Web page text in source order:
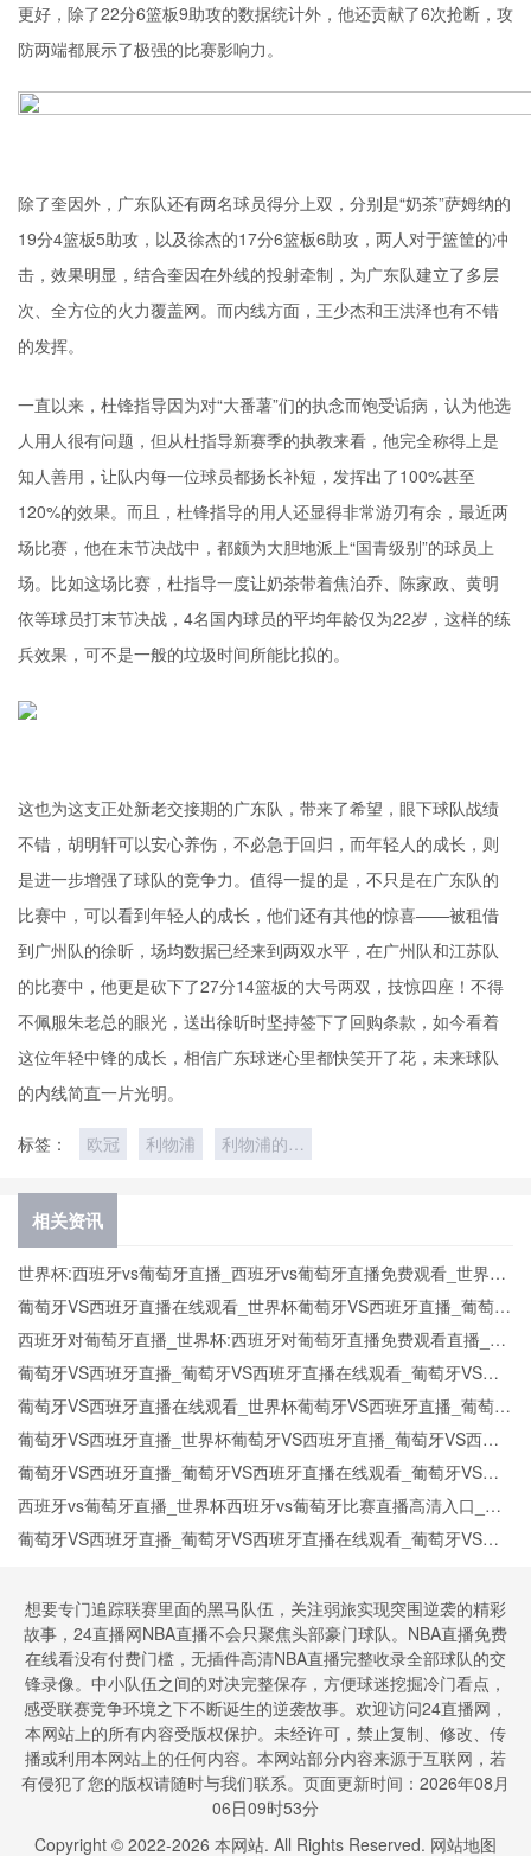
更好，除了22分6篮板9助攻的数据统计外，他还贡献了6次抢断，攻
防两端都展示了极强的比赛影响力。
除了奎因外，广东队还有两名球员得分上双，分别是“奶茶”萨姆纳的
19分4篮板5助攻，以及徐杰的17分6篮板6助攻，两人对于篮筐的冲
击，效果明显，结合奎因在外线的投射牵制，为广东队建立了多层
次、全方位的火力覆盖网。而内线方面，王少杰和王洪泽也有不错
的发挥。
一直以来，杜锋指导因为对“大番薯”们的执念而饱受诟病，认为他选
人用人很有问题，但从杜指导新赛季的执教来看，他完全称得上是
知人善用，让队内每一位球员都扬长补短，发挥出了100%甚至
120%的效果。而且，杜锋指导的用人还显得非常游刃有余，最近两
场比赛，他在末节决战中，都颇为大胆地派上“国青级别”的球员上
场。比如这场比赛，杜指导一度让奶茶带着焦泊乔、陈家政、黄明
依等球员打末节决战，4名国内球员的平均年龄仅为22岁，这样的练
兵效果，可不是一般的垃圾时间所能比拟的。
这也为这支正处新老交接期的广东队，带来了希望，眼下球队战绩
不错，胡明轩可以安心养伤，不必急于回归，而年轻人的成长，则
是进一步增强了球队的竞争力。值得一提的是，不只是在广东队的
比赛中，可以看到年轻人的成长，他们还有其他的惊喜——被租借
到广州队的徐昕，场均数据已经来到两双水平，在广州队和江苏队
的比赛中，他更是砍下了27分14篮板的大号两双，技惊四座！不得
不佩服朱老总的眼光，送出徐昕时坚持签下了回购条款，如今看着
这位年轻中锋的成长，相信广东球迷心里都快笑开了花，未来球队
的内线简直一片光明。
标签： 欧冠 利物浦
利物浦的比
相关资讯
世界杯:西班牙vs葡萄牙直播_西班牙vs葡萄牙直播免费观看_世界杯
今日西班牙vs葡萄牙直播在线观看高清视频直播
葡萄牙VS西班牙直播在线观看_世界杯葡萄牙VS西班牙直播_葡萄牙
VS西班牙比赛观看直达入口
西班牙对葡萄牙直播_世界杯:西班牙对葡萄牙直播免费观看直播_世
界杯西班牙对葡萄牙直播在线观看高清无插件
葡萄牙VS西班牙直播_葡萄牙VS西班牙直播在线观看_葡萄牙VS西
班牙实时全场直播入口
葡萄牙VS西班牙直播在线观看_世界杯葡萄牙VS西班牙直播_葡萄牙
VS西班牙比赛观看直达入口
葡萄牙VS西班牙直播_世界杯葡萄牙VS西班牙直播_葡萄牙VS西班
牙在线高清直播
葡萄牙VS西班牙直播_葡萄牙VS西班牙直播在线观看_葡萄牙VS西
班牙实时全场直播入口
西班牙vs葡萄牙直播_世界杯西班牙vs葡萄牙比赛直播高清入口_西
班牙vs葡萄牙预测分析直播
葡萄牙VS西班牙直播_葡萄牙VS西班牙直播在线观看_葡萄牙VS西
想要专门追踪联赛里面的黑马队伍，关注弱旅实现突围逆袭的精彩
故事，24直播网NBA直播不会只聚焦头部豪门球队。NBA直播免费
在线看没有付费门槛，无插件高清NBA直播完整收录全部球队的交
锋录像。中小队伍之间的对决完整保存，方便球迷挖掘冷门看点，
感受联赛竞争环境之下不断诞生的逆袭故事。欢迎访问24直播网，
本网站上的所有内容受版权保护。未经许可，禁止复制、修改、传
播或利用本网站上的任何内容。本网站部分内容来源于互联网，若
有侵犯了您的版权请随时与我们联系。页面更新时间：2026年08月
06日09时53分
Copyright © 2022-2026 本网站. All Rights Reserved. 网站地图